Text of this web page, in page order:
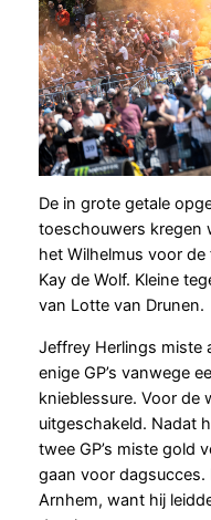
De in grote getale
toeschouwers kregen
het Wilhelmus voor
Kay de Wolf. Kleine
van Lotte van Drunen.
Jeffrey Herlings miste
enige GP’s vanwege
knieblessure. Voor de
uitgeschakeld. Nadat
twee GP’s miste gold
gaan voor dagsucces.
Arnhem, want hij